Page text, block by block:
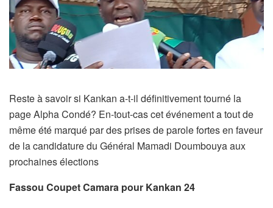
Reste à savoir si Kankan a-t-il définitivement tourné la
page Alpha Condé? En-tout-cas cet événement a tout de
même été marqué par des prises de parole fortes en faveur
de la candidature du Général Mamadi Doumbouya aux
prochaines élections
Fassou Coupet Camara pour Kankan 24